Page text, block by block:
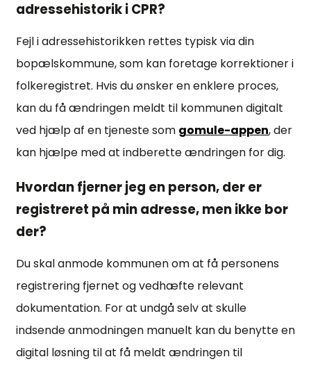
adressehistorik i CPR?
Fejl i adressehistorikken rettes typisk via din
bopælskommune, som kan foretage korrektioner i
folkeregistret. Hvis du ønsker en enklere proces,
kan du få ændringen meldt til kommunen digitalt
ved hjælp af en tjeneste som gomule-appen, der
kan hjælpe med at indberette ændringen for dig.
Hvordan fjerner jeg en person, der er
registreret på min adresse, men ikke bor
der?
Du skal anmode kommunen om at få personens
registrering fjernet og vedhæfte relevant
dokumentation. For at undgå selv at skulle
indsende anmodningen manuelt kan du benytte en
digital løsning til at få meldt ændringen til